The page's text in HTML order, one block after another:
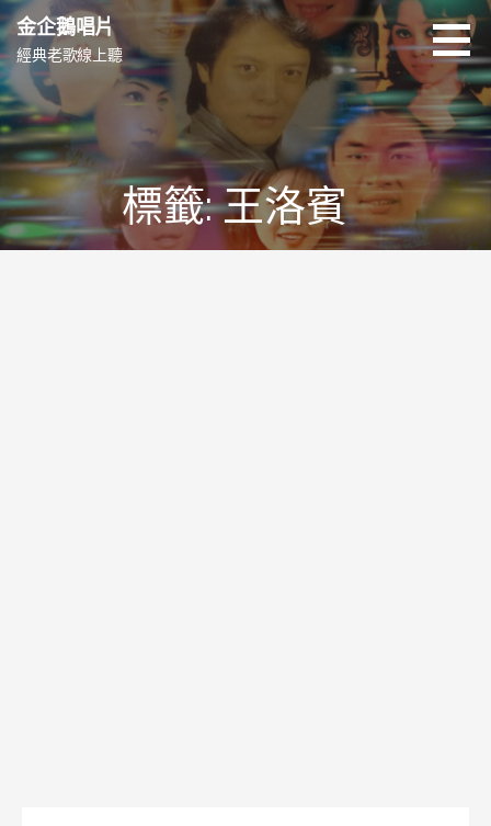
跳
至
主
要
內
容
金企鵝唱片
經典老歌線上聽
標籤: 王洛賓